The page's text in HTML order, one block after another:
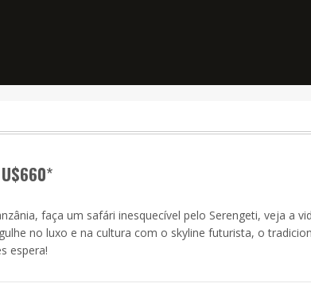
*
faça um safári inesquecível pelo Serengeti, veja a
no luxo e na cultura com o skyline futurista, o
espera!